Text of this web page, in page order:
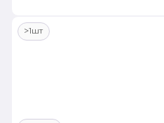
>1шт